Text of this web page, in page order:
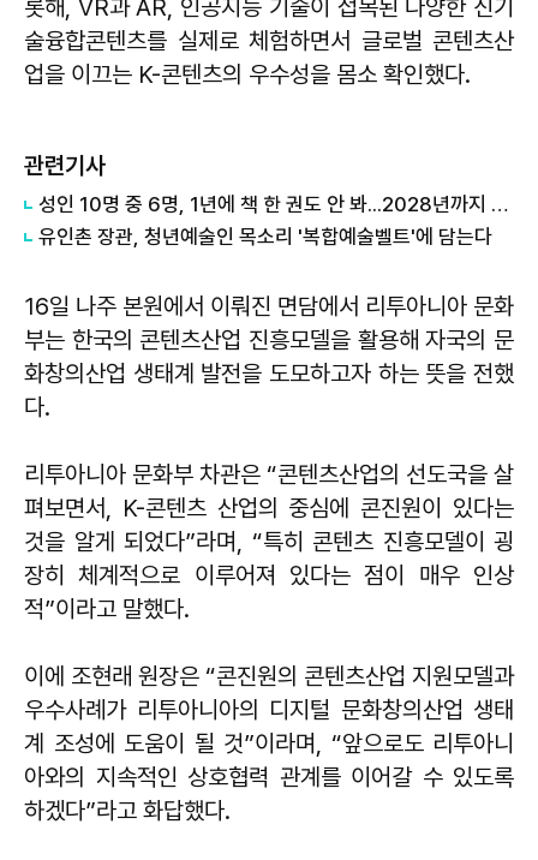
롯해, VR과 AR, 인공지능 기술이 접목된 다양한 신기
술융합콘텐츠를 실제로 체험하면서 글로벌 콘텐츠산
업을 이끄는 K-콘텐츠의 우수성을 몸소 확인했다.
관련기사
성인 10명 중 6명, 1년에 책 한 권도 안 봐...2028년까지 50% 목표
유인촌 장관, 청년예술인 목소리 '복합예술벨트'에 담는다
16일 나주 본원에서 이뤄진 면담에서 리투아니아 문화
부는 한국의 콘텐츠산업 진흥모델을 활용해 자국의 문
화창의산업 생태계 발전을 도모하고자 하는 뜻을 전했
다.
리투아니아 문화부 차관은 “콘텐츠산업의 선도국을 살
펴보면서, K-콘텐츠 산업의 중심에 콘진원이 있다는
것을 알게 되었다”라며, “특히 콘텐츠 진흥모델이 굉
장히 체계적으로 이루어져 있다는 점이 매우 인상
적”이라고 말했다.
이에 조현래 원장은 “콘진원의 콘텐츠산업 지원모델과
우수사례가 리투아니아의 디지털 문화창의산업 생태
계 조성에 도움이 될 것”이라며, “앞으로도 리투아니
아와의 지속적인 상호협력 관계를 이어갈 수 있도록
하겠다”라고 화답했다.